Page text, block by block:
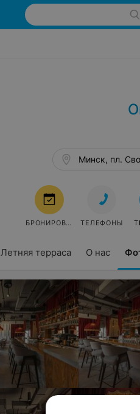
Летняя терраса О нас
Минск, пл.
БРОНИРОВАТЬ ТЕЛЕФОНЫ